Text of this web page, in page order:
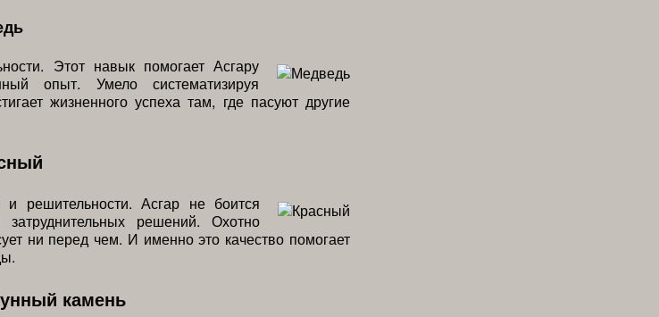
Этот навык помогает Асгару
опыт. Умело систематизируя
жизненного успеха там, где пасуют другие
решительности. Асгар не боится
решений. Охотно
ни перед чем. И именно это качество помогает
камень